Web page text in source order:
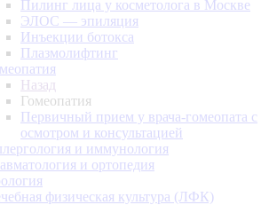
Пилинг лица у косметолога в Москве
ЭЛОС — эпиляция
Инъекции ботокса
Плазмолифтинг
Назад
Гомеопатия
Первичный прием у врача-гомеопата с
осмотром и консультацией
и иммунология
и ортопедия
физическая культура (ЛФК)